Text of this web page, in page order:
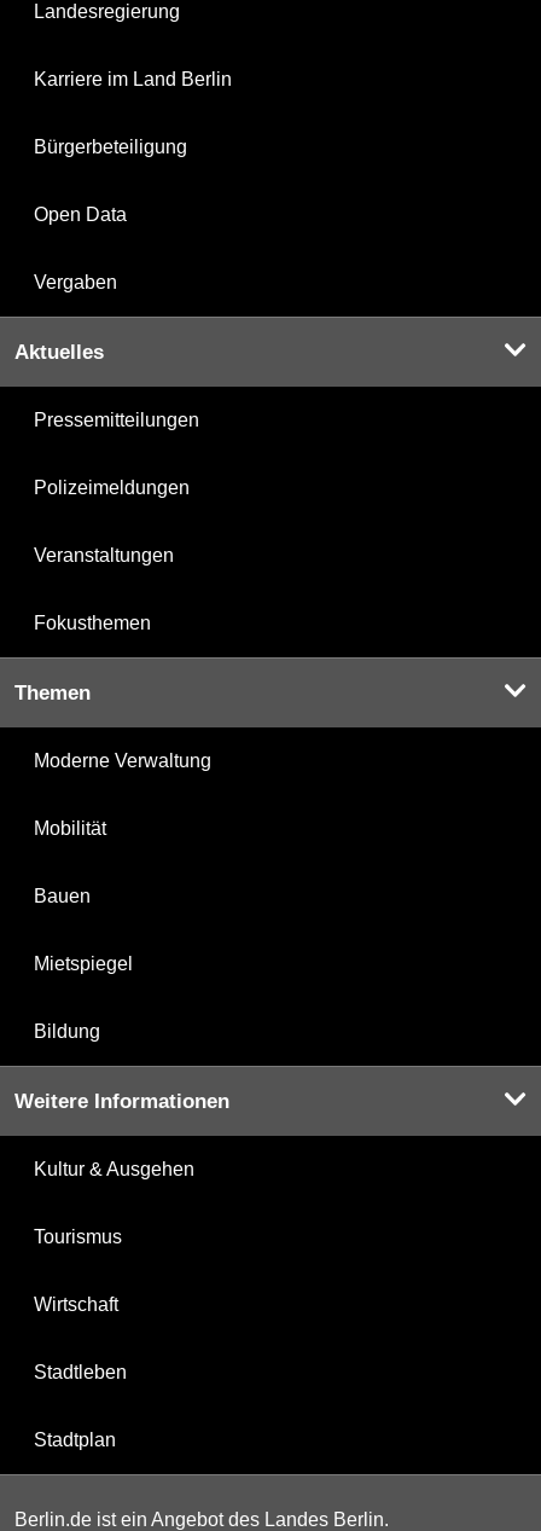
Landesregierung
Karriere im Land Berlin
Bürgerbeteiligung
Open Data
Vergaben
Aktuelles
Pressemitteilungen
Polizeimeldungen
Veranstaltungen
Fokusthemen
Themen
Moderne Verwaltung
Mobilität
Bauen
Mietspiegel
Bildung
Weitere Informationen
Kultur & Ausgehen
Tourismus
Wirtschaft
Stadtleben
Stadtplan
Berlin.de ist ein Angebot des Landes Berlin.